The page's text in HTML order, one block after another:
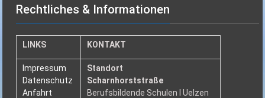
Rechtliches & Informationen
LINKS KONTAKT
Impressum
Datenschutz
Anfahrt
Standort
Scharnhorststraße
Berufsbildende Schulen I Uelzen